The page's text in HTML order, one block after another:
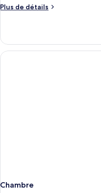
Plus de détails
Plus
le
type
de
Chambre